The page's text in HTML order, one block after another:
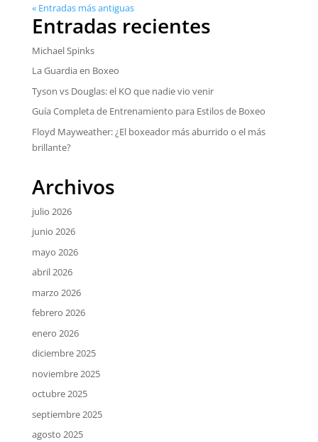
« Entradas más antiguas
Entradas recientes
Michael Spinks
La Guardia en Boxeo
Tyson vs Douglas: el KO que nadie vio venir
Guía Completa de Entrenamiento para Estilos de Boxeo
Floyd Mayweather: ¿El boxeador más aburrido o el más
brillante?
Archivos
julio 2026
junio 2026
mayo 2026
abril 2026
marzo 2026
febrero 2026
enero 2026
diciembre 2025
noviembre 2025
octubre 2025
septiembre 2025
agosto 2025